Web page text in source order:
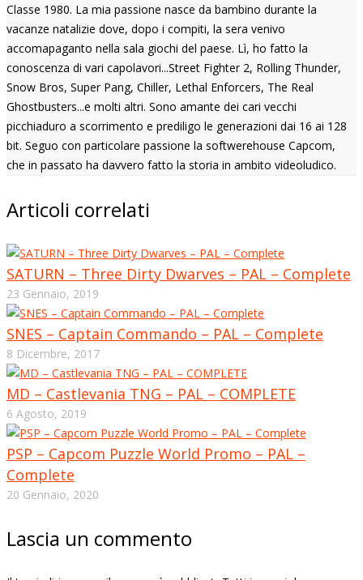
Classe 1980. La mia passione nasce da bambino durante la
vacanze natalizie dove, dopo i compiti, la sera venivo
accomapaganto nella sala giochi del paese. Lì, ho fatto la
conoscenza di vari capolavori...Street Fighter 2, Rolling Thunder,
Snow Bros, Super Pang, Chiller, Lethal Enforcers, The Real
Ghostbusters...e molti altri. Sono amante dei cari vecchi
picchiaduro a scorrimento e prediligo le generazioni dai 16 ai 128
bit. Seguo con particolare passione la softwerehouse Capcom,
che in passato ha davvero fatto la storia in ambito videoludico.
Articoli correlati
SATURN – Three Dirty Dwarves – PAL – Complete
23 Gennaio, 2019
SNES – Captain Commando – PAL – Complete
8 Dicembre, 2017
MD – Castlevania TNG – PAL – COMPLETE
6 Agosto, 2019
PSP – Capcom Puzzle World Promo – PAL –
Complete
20 Gennaio, 2020
Lascia un commento